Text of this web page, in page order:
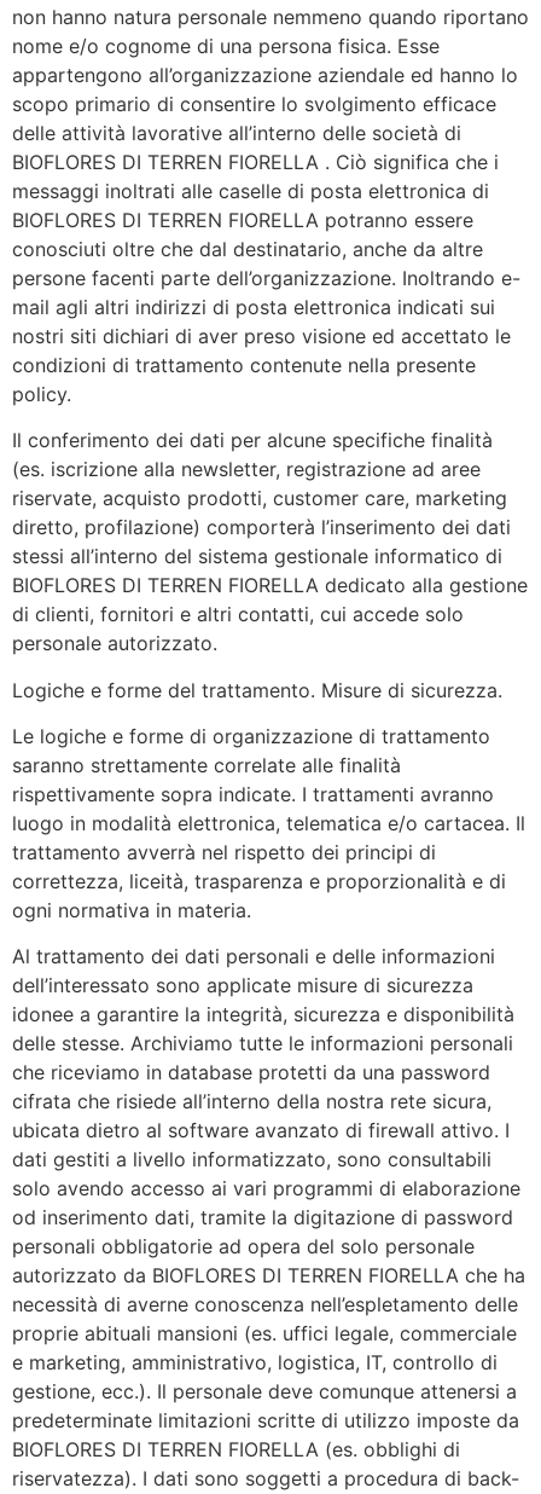
non hanno natura personale nemmeno quando riportano
nome e/o cognome di una persona fisica. Esse
appartengono all’organizzazione aziendale ed hanno lo
scopo primario di consentire lo svolgimento efficace
delle attività lavorative all’interno delle società di
BIOFLORES DI TERREN FIORELLA . Ciò significa che i
messaggi inoltrati alle caselle di posta elettronica di
BIOFLORES DI TERREN FIORELLA potranno essere
conosciuti oltre che dal destinatario, anche da altre
persone facenti parte dell’organizzazione. Inoltrando e-
mail agli altri indirizzi di posta elettronica indicati sui
nostri siti dichiari di aver preso visione ed accettato le
condizioni di trattamento contenute nella presente
policy.
Il conferimento dei dati per alcune specifiche finalità
(es. iscrizione alla newsletter, registrazione ad aree
riservate, acquisto prodotti, customer care, marketing
diretto, profilazione) comporterà l’inserimento dei dati
stessi all’interno del sistema gestionale informatico di
BIOFLORES DI TERREN FIORELLA dedicato alla gestione
di clienti, fornitori e altri contatti, cui accede solo
personale autorizzato.
Logiche e forme del trattamento. Misure di sicurezza.
Le logiche e forme di organizzazione di trattamento
saranno strettamente correlate alle finalità
rispettivamente sopra indicate. I trattamenti avranno
luogo in modalità elettronica, telematica e/o cartacea. Il
trattamento avverrà nel rispetto dei principi di
correttezza, liceità, trasparenza e proporzionalità e di
ogni normativa in materia.
Al trattamento dei dati personali e delle informazioni
dell’interessato sono applicate misure di sicurezza
idonee a garantire la integrità, sicurezza e disponibilità
delle stesse. Archiviamo tutte le informazioni personali
che riceviamo in database protetti da una password
cifrata che risiede all’interno della nostra rete sicura,
ubicata dietro al software avanzato di firewall attivo. I
dati gestiti a livello informatizzato, sono consultabili
solo avendo accesso ai vari programmi di elaborazione
od inserimento dati, tramite la digitazione di password
personali obbligatorie ad opera del solo personale
autorizzato da BIOFLORES DI TERREN FIORELLA che ha
necessità di averne conoscenza nell’espletamento delle
proprie abituali mansioni (es. uffici legale, commerciale
e marketing, amministrativo, logistica, IT, controllo di
gestione, ecc.). Il personale deve comunque attenersi a
predeterminate limitazioni scritte di utilizzo imposte da
BIOFLORES DI TERREN FIORELLA (es. obblighi di
riservatezza). I dati sono soggetti a procedura di back-